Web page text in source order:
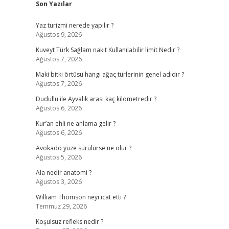
Son Yazılar
Yaz turizmi nerede yapılır ?
Ağustos 9, 2026
Kuveyt Türk Sağlam nakit Kullanılabilir limit Nedir ?
Ağustos 7, 2026
Maki bitki örtüsü hangi ağaç türlerinin genel adıdır ?
Ağustos 7, 2026
Dudullu ile Ayvalık arası kaç kilometredir ?
Ağustos 6, 2026
Kur’an ehli ne anlama gelir ?
Ağustos 6, 2026
Avokado yüze sürülürse ne olur ?
Ağustos 5, 2026
Ala nedir anatomi ?
Ağustos 3, 2026
William Thomson neyi icat etti ?
Temmuz 29, 2026
Koşulsuz refleks nedir ?